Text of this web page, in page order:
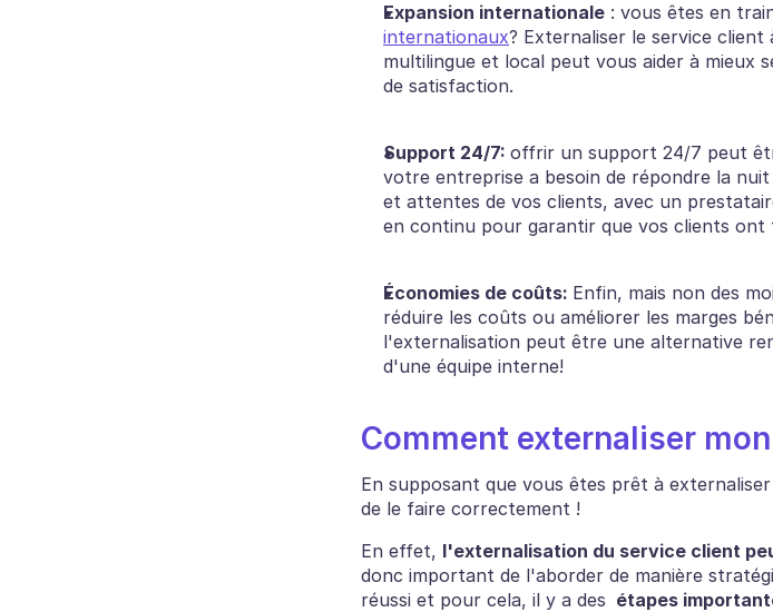
Expansion internationale : vous êtes en
internationaux? Externaliser le service
multilingue et local peut vous aider à mieux
de satisfaction.
Support 24/7: offrir un support 24/7 peut
votre entreprise a besoin de répondre la
et attentes de vos clients, avec un
en continu pour garantir que vos clients ont
Économies de coûts: Enfin, mais non des
réduire les coûts ou améliorer les marges
l'externalisation peut être une alternative
d'une équipe interne!
Comment externaliser
En supposant que vous êtes prêt à
de le faire correctement !
En effet, l'externalisation du service client
donc important de l'aborder de manière
réussi et pour cela, il y a des étapes